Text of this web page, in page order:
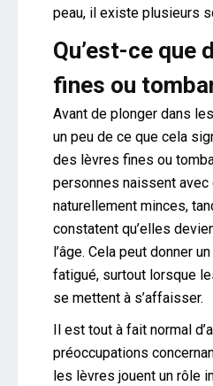
peau, il existe plusieurs
Qu’est-ce que
fines ou
Avant de plonger dans
un peu de ce que cela
des lèvres fines ou
personnes naissent
naturellement minces,
constatent qu’elles
l’âge. Cela peut donner
fatigué, surtout lorsque
se mettent à s’affaisser.
Il est tout à fait normal
préoccupations
les lèvres jouent un rôle